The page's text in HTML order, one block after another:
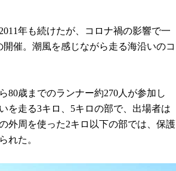
年も続けたが、コロナ禍の影響で一
催。潮風を感じながら走る海沿いのコ
歳までのランナー約270人が参加し
を走る3キロ、5キロの部で、出場者は
外周を使った2キロ以下の部では、保護
れた。